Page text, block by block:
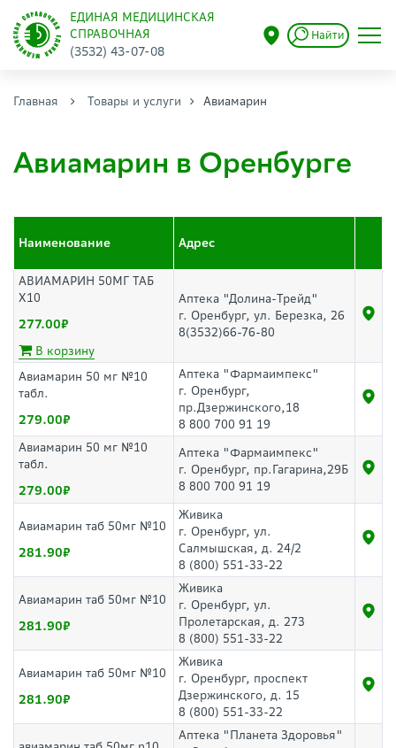
ЕДИНАЯ МЕДИЦИНСКАЯ
СПРАВОЧНАЯ
(3532) 43-07-08
Найти
Главная Товары и услуги Авиамарин
Авиамарин в Оренбурге
Наименование Адрес
АВИАМАРИН 50МГ ТАБ
Х10
277.00
В корзину
Аптека "Долина-Трейд"
г. Оренбург, ул. Березка, 26
8(3532)66-76-80
Авиамарин 50 мг №10
табл.
279.00
Аптека "Фармаимпекс"
г. Оренбург,
пр.Дзержинского,18
8 800 700 91 19
Авиамарин 50 мг №10
табл.
279.00
Аптека "Фармаимпекс"
г. Оренбург, пр.Гагарина,29Б
8 800 700 91 19
Авиамарин таб 50мг №10
281.90
Живика
г. Оренбург, ул.
Салмышская, д. 24/2
8 (800) 551-33-22
Авиамарин таб 50мг №10
281.90
Живика
г. Оренбург, ул.
Пролетарская, д. 273
8 (800) 551-33-22
Авиамарин таб 50мг №10
281.90
Живика
г. Оренбург, проспект
Дзержинского, д. 15
8 (800) 551-33-22
Аптека "Планета Здоровья"